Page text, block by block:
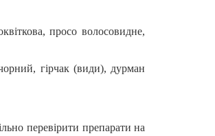
просо волосовидне,
гірчак (види), дурман
перевірити препарати на